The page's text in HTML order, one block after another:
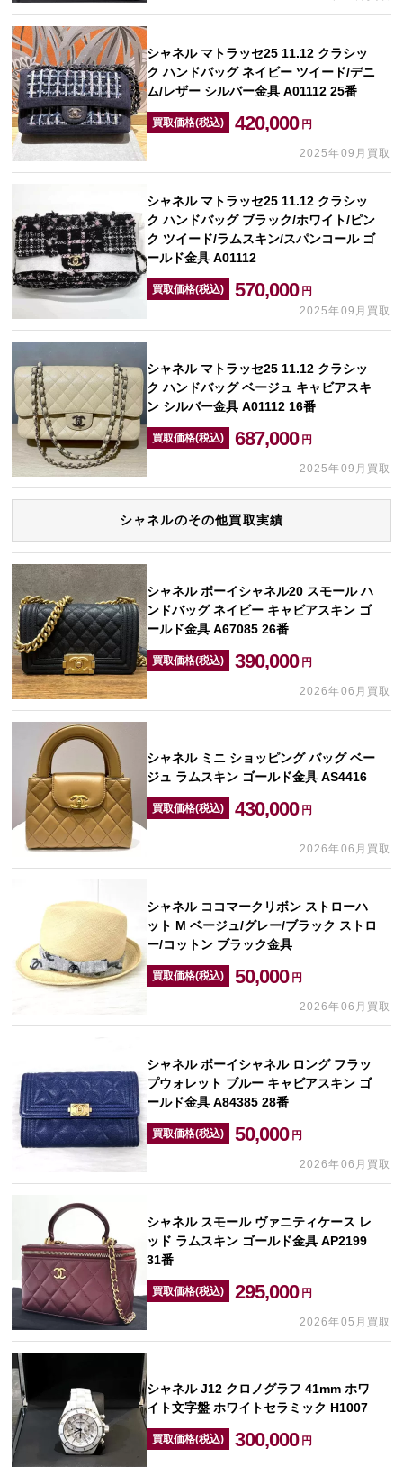
シャネル マトラッセ25 11.12 クラシッ
ク ハンドバッグ ネイビー ツイード/デニ
ム/レザー シルバー金具 A01112 25番
買取価格(税込) 420,000 円
2025年09月買取
シャネル マトラッセ25 11.12 クラシッ
ク ハンドバッグ ブラック/ホワイト/ピン
ク ツイード/ラムスキン/スパンコール ゴ
ールド金具 A01112
買取価格(税込) 570,000 円
2025年09月買取
シャネル マトラッセ25 11.12 クラシッ
ク ハンドバッグ ベージュ キャビアスキ
ン シルバー金具 A01112 16番
買取価格(税込) 687,000 円
2025年09月買取
シャネルのその他買取実績
シャネル ボーイシャネル20 スモール ハ
ンドバッグ ネイビー キャビアスキン ゴ
ールド金具 A67085 26番
買取価格(税込) 390,000 円
2026年06月買取
シャネル ミニ ショッピング バッグ ベー
ジュ ラムスキン ゴールド金具 AS4416
買取価格(税込) 430,000 円
2026年06月買取
シャネル ココマークリボン ストローハ
ット M ベージュ/グレー/ブラック ストロ
ー/コットン ブラック金具
買取価格(税込) 50,000 円
2026年06月買取
シャネル ボーイシャネル ロング フラッ
プウォレット ブルー キャビアスキン ゴ
ールド金具 A84385 28番
買取価格(税込) 50,000 円
2026年06月買取
シャネル スモール ヴァニティケース レ
ッド ラムスキン ゴールド金具 AP2199
31番
買取価格(税込) 295,000 円
2026年05月買取
シャネル J12 クロノグラフ 41mm ホワ
イト文字盤 ホワイトセラミック H1007
買取価格(税込) 300,000 円